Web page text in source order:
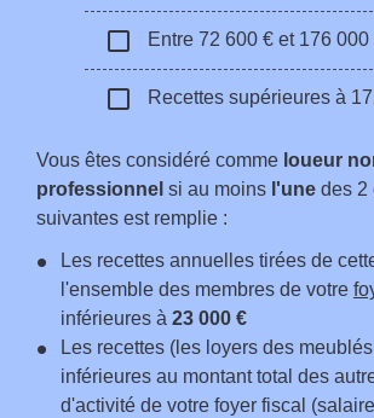
check_box_outline_blank Entre 72 600 € et 176 000
check_box_outline_blank Recettes supérieures à
Vous êtes considéré comme loueur
professionnel si au moins l'une des 2
suivantes est remplie :
Les recettes annuelles tirées de
l'ensemble des membres de votre
inférieures à 23 000 €
Les recettes (les loyers des
inférieures au montant total des
d'activité de votre foyer fiscal